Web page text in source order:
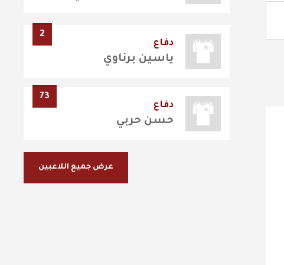
2
دفاع
ياسين برناوي
73
دفاع
حسن حربي
عرض جميع اللاعبين